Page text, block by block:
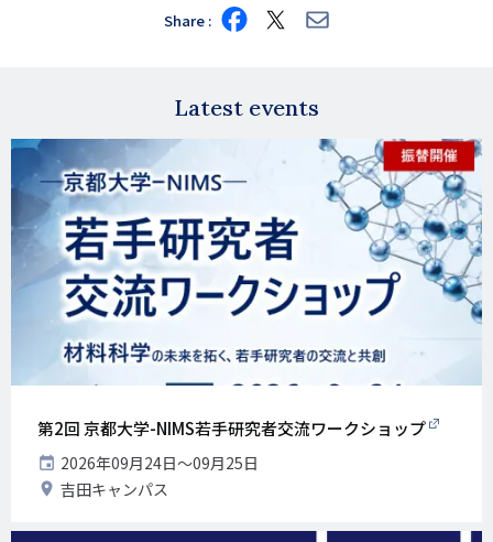
Share Share
on
Share
on
Share
via
Latest events
第2回 京都大学-NIMS若手研究者交流ワークショップ
開
催
日
2026年09月24日〜09月25日
開
地
吉田キャンパス